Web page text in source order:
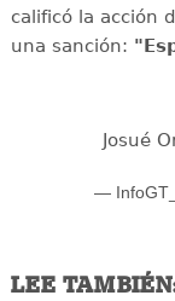
calificó la acción
una sanción:
Josué
—
LEE